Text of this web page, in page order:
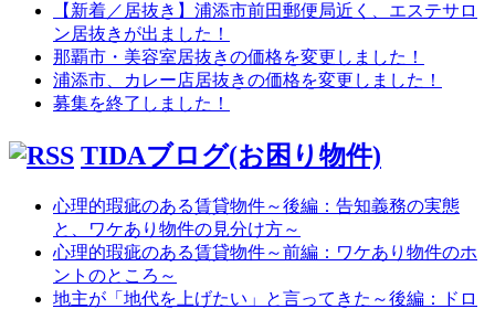
【新着／居抜き】浦添市前田郵便局近く、エステサロ
ン居抜きが出ました！
那覇市・美容室居抜きの価格を変更しました！
浦添市、カレー店居抜きの価格を変更しました！
募集を終了しました！
TIDAブログ(お困り物件)
心理的瑕疵のある賃貸物件～後編：告知義務の実態
と、ワケあり物件の見分け方～
心理的瑕疵のある賃貸物件～前編：ワケあり物件のホ
ントのところ～
地主が「地代を上げたい」と言ってきた～後編：ドロ